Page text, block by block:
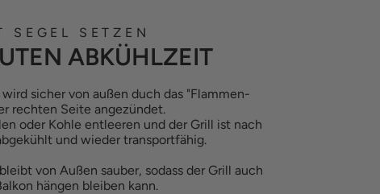
SEGEL SETZEN
ABKÜHLZEIT
wird sicher von außen duch das "Flammen-
rechten Seite angezündet.
oder Kohle entleeren und der Grill ist nach
und wieder transportfähig.
von Außen sauber, sodass der Grill auch
hängen bleiben kann.